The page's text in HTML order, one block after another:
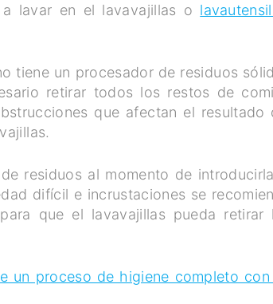
lavar en el lavavajillas o
tiene un procesador de residuos
retirar todos los restos de
que afectan el resultado
residuos al momento de
difícil e incrustaciones se
que el lavavajillas pueda retirar
un proceso de higiene completo con